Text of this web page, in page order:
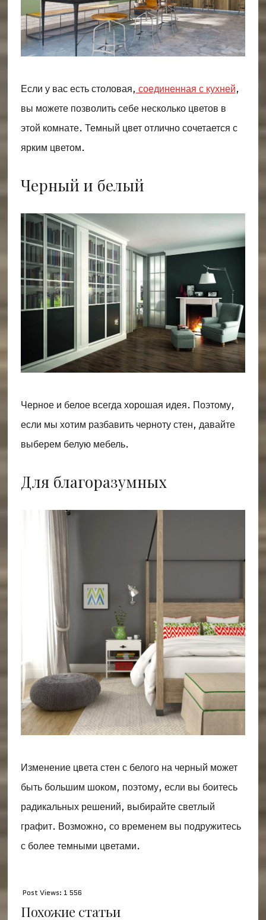
Если у вас есть столовая, соединенная с кухней,
вы можете позволить себе несколько цветов в
этой комнате. Темный цвет отлично сочетается с
ярким цветом.
Черный и белый
Черное и белое всегда хорошая идея. Поэтому,
если мы хотим разбавить черноту стен, давайте
выберем белую мебель.
Для благоразумных
Изменение цвета стен с белого на черный может
быть большим шоком, поэтому, если вы боитесь
радикальных решений, выбирайте светлый
графит. Возможно, со временем вы подружитесь
с более темными цветами.
Post Views: 1 556
Похожие статьи